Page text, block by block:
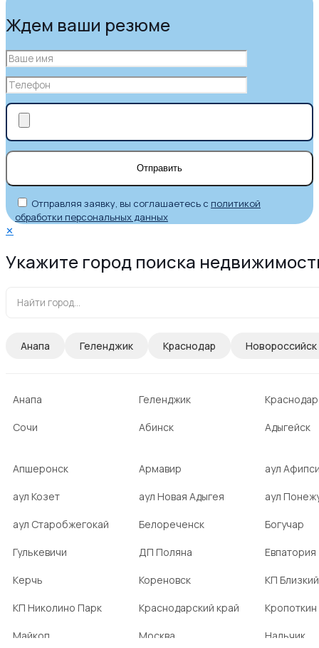
Ждем ваши резюме
Отправляя заявку, вы соглашаетесь с политикой
обработки персональных данных
✕
Укажите город поиска
Анапа Геленджик Краснодар Новороссийск
Анапа Геленджик Краснодар
Сочи Абинск Адыгейск
Апшеронск Армавир аул
аул Козет аул Новая Адыгея аул
аул Старобжегокай Белореченск Богучар
Гулькевичи ДП Поляна Евпатория
Керчь Кореновск КП Близкий
КП Николино Парк Краснодарский край Кропоткин
Майкоп Москва Нальчик